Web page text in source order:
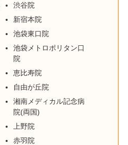
渋谷院
新宿本院
池袋東口院
池袋メトロポリタン口
院
恵比寿院
自由が丘院
湘南メディカル記念病
院(両国)
上野院
赤羽院